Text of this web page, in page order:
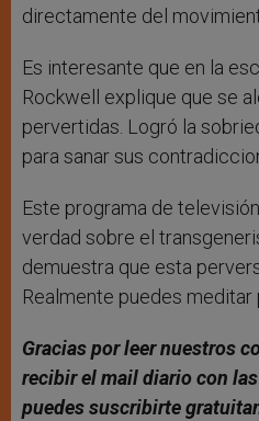
directamente del
Es interesante que en la
Rockwell explique que se
pervertidas. Logró la
para sanar sus
Este programa de
verdad sobre el
demuestra que esta
Realmente puedes meditar
Gracias por leer nuestros
recibir el mail diario con
puedes suscribirte